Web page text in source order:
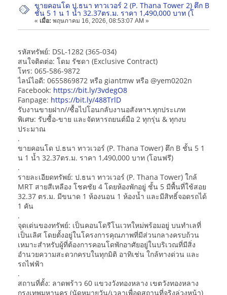
ขายคอนโด ป.ธนา ทาวเวอร์ 2 (P. Thana Tower 2) ตึก B
ชั้น 5 1 น 1 น้ำ 32.37ตร.ม. ราคา 1,490,000 บาท (โ
« เมื่อ: พฤษภาคม 16, 2026, 08:53:07 AM »
รหัสทรัพย์: DSL-1282 (365-034)
สนใจติดต่อ: โดม รัชดา (Exclusive Contract)
โทร: 065-586-9872
ไลน์ไอดี: 0655869872 หรือ giantmw หรือ @yem0202n
Facebook: https://bit.ly/3vdegO8
Fanpage: https://bit.ly/488TrlD
รับงานขายฝาก//ซื้อไปโอนกลับงานอสังหาฯ.ทุกประเภท
พิเศษ: รับซื้อ-ขาย และจัดหารถยนต์มือ 2 ทุกรุ่น & ทุกงบ
ประมาณ
.
ขายคอนโด ป.ธนา ทาวเวอร์ (P. Thana Tower) ตึก B ชั้น 5 1
น 1 น้ำ 32.37ตร.ม. ราคา 1,490,000 บาท (โอนฟรี)
.
รายละเอียดทรัพย์: ป.ธนา ทาวเวอร์ (P. Thana Tower) ใกล้
MRT สายสีเหลือง โชคชัย 4 โดยห้องพักอยู่ ชั้น 5 มีพื้นที่ใช้สอย
32.37 ตร.ม. มีขนาด 1 ห้องนอน 1 ห้องน้ำ และมีสิทธิ์จอดรถได้
1 คัน
.
จุดเด่นของทรัพย์: เป็นคอนโดรีโนเวทใหม่พร้อมอยู่ บนทำเลที่
เป็นเลิศ โดยตั้งอยู่ในโครงการคุณภาพที่มีส่วนกลางครบถ้วน
เหมาะสำหรับผู้ที่ต้องการคอนโดพักอาศัยอยู่ในบริเวณที่มีสิ่ง
อำนวยความสะดวกครบในทุกมิติ อาทิเช่น ใกล้ทางด่วน และ
รถไฟฟ้า
.
สถานที่ตั้ง: ลาดพร้าว 60 แขวงวังทองหลาง เขตวังทองหลาง
กรุงเทพมหานคร (นัดหมายวัน/เวลาเพื่อดูสถานที่จริงล่วงหน้า)